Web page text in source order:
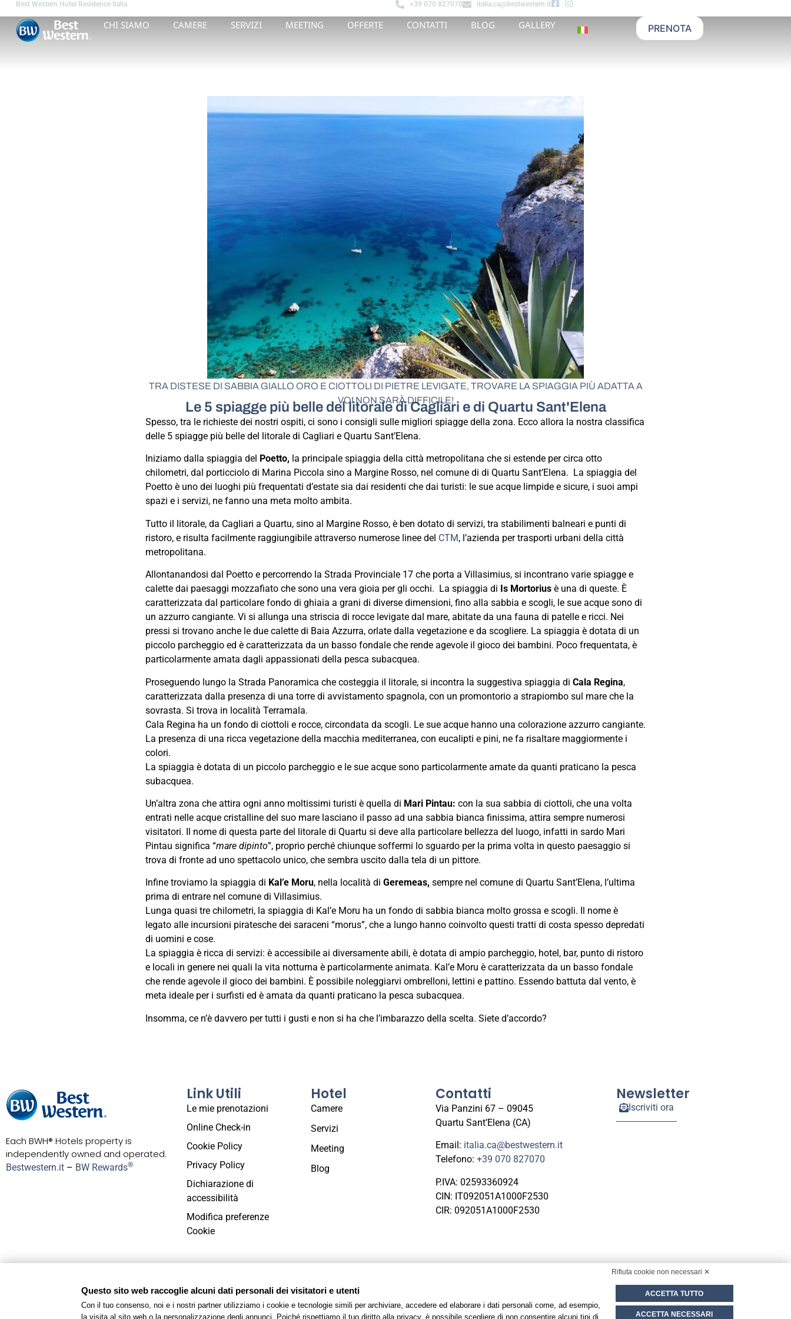
Best Western Hotel Residence Italia +39 070 827070 italia.ca@bestwestern.it
CHI SIAMO CAMERE SERVIZI MEETING OFFERTE CONTATTI BLOG GALLERY PRENOTA
TRA DISTESE DI SABBIA GIALLO ORO E CIOTTOLI DI PIETRE LEVIGATE, TROVARE LA SPIAGGIA PIÙ ADATTA A
VOI NON SARÀ DIFFICILE!
Le 5 spiagge più belle del litorale di Cagliari e di Quartu Sant'Elena
Spesso, tra le richieste dei nostri ospiti, ci sono i consigli sulle migliori spiagge della zona. Ecco allora la nostra classifica
delle 5 spiagge più belle del litorale di Cagliari e Quartu Sant’Elena.
Iniziamo dalla spiaggia del Poetto, la principale spiaggia della città metropolitana che si estende per circa otto
chilometri, dal porticciolo di Marina Piccola sino a Margine Rosso, nel comune di di Quartu Sant’Elena. La spiaggia del
Poetto è uno dei luoghi più frequentati d’estate sia dai residenti che dai turisti: le sue acque limpide e sicure, i suoi ampi
spazi e i servizi, ne fanno una meta molto ambita.
Tutto il litorale, da Cagliari a Quartu, sino al Margine Rosso, è ben dotato di servizi, tra stabilimenti balneari e punti di
ristoro, e risulta facilmente raggiungibile attraverso numerose linee del CTM, l’azienda per trasporti urbani della città
metropolitana.
Allontanandosi dal Poetto e percorrendo la Strada Provinciale 17 che porta a Villasimius, si incontrano varie spiagge e
calette dai paesaggi mozzafiato che sono una vera gioia per gli occhi. La spiaggia di Is Mortorius è una di queste. È
caratterizzata dal particolare fondo di ghiaia a grani di diverse dimensioni, fino alla sabbia e scogli, le sue acque sono di
un azzurro cangiante. Vi si allunga una striscia di rocce levigate dal mare, abitate da una fauna di patelle e ricci. Nei
pressi si trovano anche le due calette di Baia Azzurra, orlate dalla vegetazione e da scogliere. La spiaggia è dotata di un
piccolo parcheggio ed è caratterizzata da un basso fondale che rende agevole il gioco dei bambini. Poco frequentata, è
particolarmente amata dagli appassionati della pesca subacquea.
Proseguendo lungo la Strada Panoramica che costeggia il litorale, si incontra la suggestiva spiaggia di Cala Regina,
caratterizzata dalla presenza di una torre di avvistamento spagnola, con un promontorio a strapiombo sul mare che la
sovrasta. Si trova in località Terramala.
Cala Regina ha un fondo di ciottoli e rocce, circondata da scogli. Le sue acque hanno una colorazione azzurro cangiante.
La presenza di una ricca vegetazione della macchia mediterranea, con eucalipti e pini, ne fa risaltare maggiormente i
colori.
La spiaggia è dotata di un piccolo parcheggio e le sue acque sono particolarmente amate da quanti praticano la pesca
subacquea.
Un’altra zona che attira ogni anno moltissimi turisti è quella di Mari Pintau: con la sua sabbia di ciottoli, che una volta
entrati nelle acque cristalline del suo mare lasciano il passo ad una sabbia bianca finissima, attira sempre numerosi
visitatori. Il nome di questa parte del litorale di Quartu si deve alla particolare bellezza del luogo, infatti in sardo Mari
Pintau significa “mare dipinto”, proprio perché chiunque soffermi lo sguardo per la prima volta in questo paesaggio si
trova di fronte ad uno spettacolo unico, che sembra uscito dalla tela di un pittore.
Infine troviamo la spiaggia di Kal’e Moru, nella località di Geremeas, sempre nel comune di Quartu Sant’Elena, l’ultima
prima di entrare nel comune di Villasimius.
Lunga quasi tre chilometri, la spiaggia di Kal’e Moru ha un fondo di sabbia bianca molto grossa e scogli. Il nome è
legato alle incursioni piratesche dei saraceni “morus”, che a lungo hanno coinvolto questi tratti di costa spesso depredati
di uomini e cose.
La spiaggia è ricca di servizi: è accessibile ai diversamente abili, è dotata di ampio parcheggio, hotel, bar, punto di ristoro
e locali in genere nei quali la vita notturna è particolarmente animata. Kal’e Moru è caratterizzata da un basso fondale
che rende agevole il gioco dei bambini. È possibile noleggiarvi ombrelloni, lettini e pattino. Essendo battuta dal vento, è
meta ideale per i surfisti ed è amata da quanti praticano la pesca subacquea.
Insomma, ce n’è davvero per tutti i gusti e non si ha che l’imbarazzo della scelta. Siete d’accordo?
Each BWH® Hotels property is
independently owned and operated.
Bestwestern.it – BW Rewards®
Link Utili
Le mie prenotazioni
Online Check-in
Cookie Policy
Privacy Policy
Dichiarazione di
accessibilità
Modifica preferenze
Cookie
Hotel
Camere
Servizi
Meeting
Blog
Contatti
Via Panzini 67 – 09045
Quartu Sant’Elena (CA)
Email: italia.ca@bestwestern.it
Telefono: +39 070 827070
P.IVA: 02593360924
CIN: IT092051A1000F2530
CIR: 092051A1000F2530
Newsletter
Iscriviti ora
Realizzato daBWH Hotels Italia S.c.p.a.– Società Benefit © All Rights Reserved.
Rifiuta cookie non necessari ✕
Questo sito web raccoglie alcuni dati personali dei visitatori e utenti
Con il tuo consenso, noi e i nostri partner utilizziamo i cookie e tecnologie simili per archiviare, accedere ed elaborare i dati personali come, ad esempio,
la visita al sito web o la personalizzazione degli annunci. Poiché rispettiamo il tuo diritto alla privacy, è possibile scegliere di non consentire alcuni tipi di
ACCETTA TUTTO
ACCETTA NECESSARI